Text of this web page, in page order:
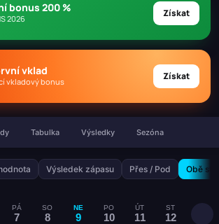
bonus 200 %
2026 Získat
vklad
vkladový bonus Získat
Tabulka Výsledky Sezóna
Výsledek zápasu Přes / Pod Obě
PÁ
7
SO
8
NE
9
PO
10
ÚT
11
ST
12